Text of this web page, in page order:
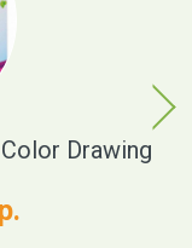
Drawing
Next